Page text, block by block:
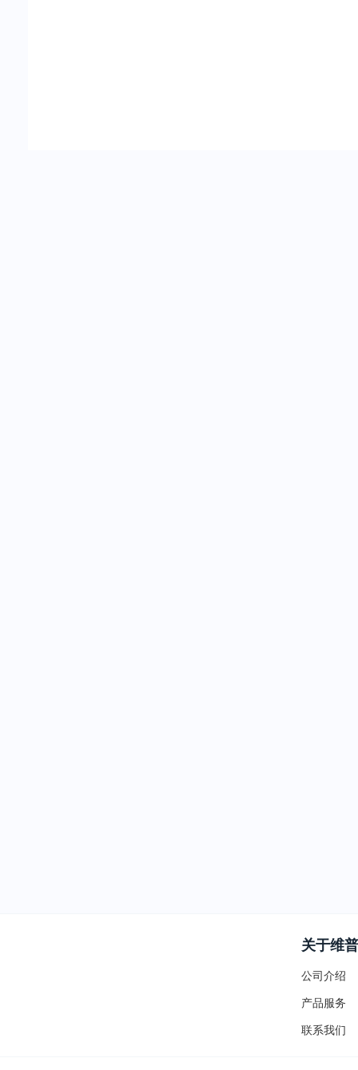
关于维普
公司介绍
产品服务
联系我们